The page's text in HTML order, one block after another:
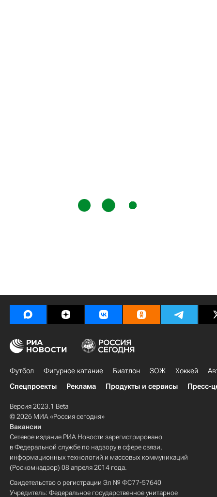
Футбол Фигурное катание Биатлон ЗОЖ Хоккей
Спецпроекты
Реклама Продукты и сервисы Пресс-
Версия 2023.1 Beta
© 2026 МИА «Россия сегодня»
Вакансии
Сетевое издание РИА Новости зарегистрировано
в Федеральной службе по надзору в сфере связи,
информационных технологий и массовых коммуникаций
(Роскомнадзор) 08 апреля 2014 года.
Свидетельство о регистрации Эл № ФС77-57640
Учредитель: Федеральное государственное унитарное